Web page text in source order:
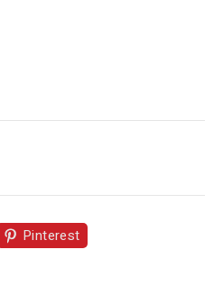
Pinterest